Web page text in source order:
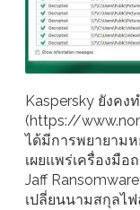
Kaspersky ยังคง
(https://
ได้มีการพยายามห
เผยแพร่เครื่องมือ
Jaff
เปลี่ยนนามสกุลไฟ